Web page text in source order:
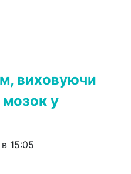
виховуючи
мозок у
15:05